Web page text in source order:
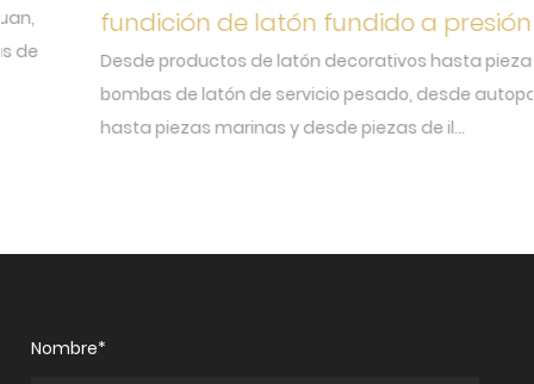
fundición de latón fundido a presión
Desde productos de latón decorativos hasta piezas de
bombas de latón de servicio pesado, desde autopartes
hasta piezas marinas y desde piezas de il...
Nombre*